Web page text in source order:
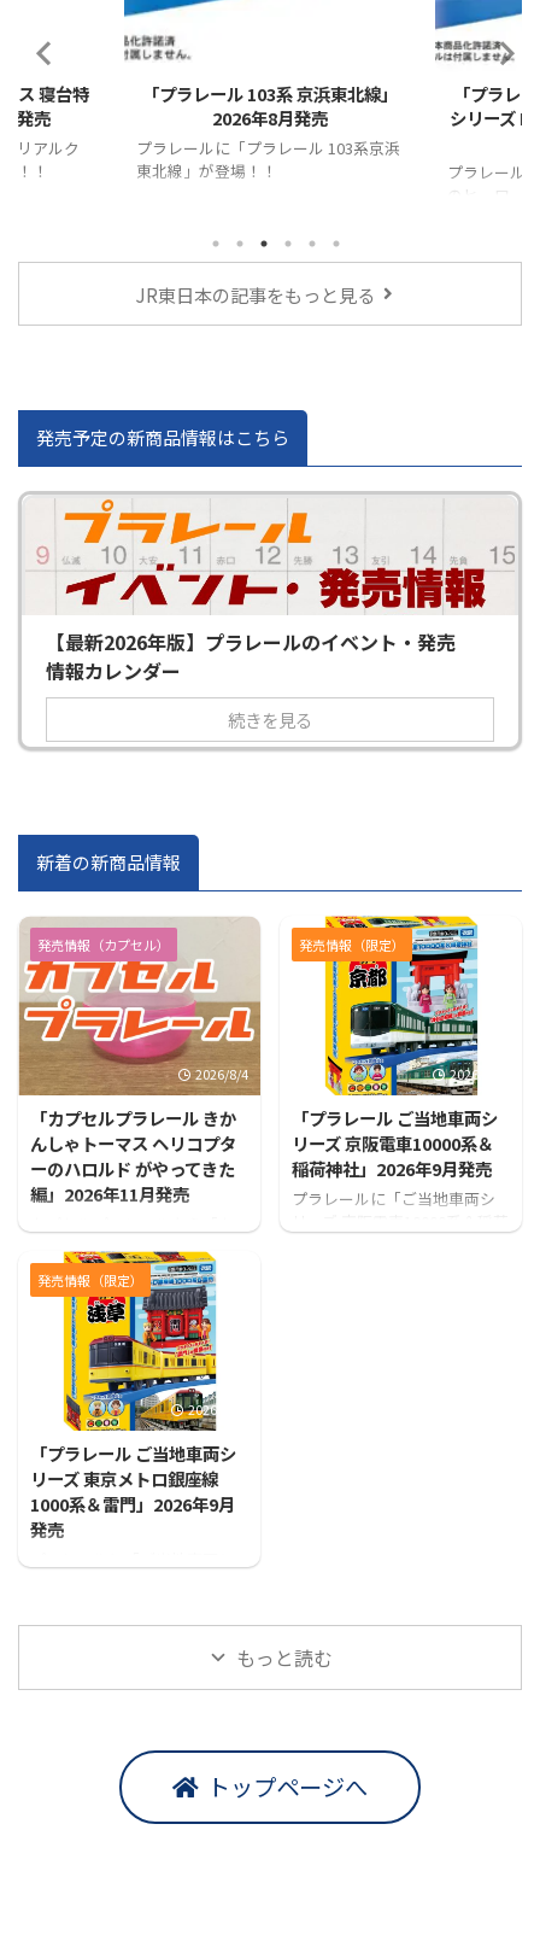
2026/7/31
ス 寝台特
発売
リアルク
！！
「プラレール 103系 京浜東北線」
2026年8月発売
プラレールに「プラレール 103系京浜
東北線」が登場！！
「プラレ
シリーズ
プラレール
のヒーロー
JR東日本の記事をもっと見る
発売予定の新商品情報はこちら
【最新2026年版】プラレールのイベント・発売
情報カレンダー
続きを見る
新着の新商品情報
発売情報（カプセル）
2026/8/4
「カプセルプラレール きか
んしゃトーマス ヘリコプタ
ーのハロルド がやってきた
編」2026年11月発売
プセルプラレール きかんしゃ
トーマス ヘリコプターのハロ
ルド がやってきた編」が発売
となります！
発売情報（限定）
2026/7/31
「プラレール ご当地車両シ
リーズ 京阪電車10000系＆
稲荷神社」2026年9月発売
プラレールに「ご当地車両シ
発売情報（限定）
2026/7/31
「プラレール ご当地車両シ
リーズ 東京メトロ銀座線
1000系＆雷門」2026年9月
発売
もっと読む
トップページへ